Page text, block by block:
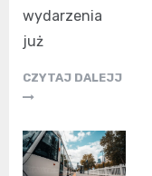
wydarzenia
już
CZYTAJ DALEJJ